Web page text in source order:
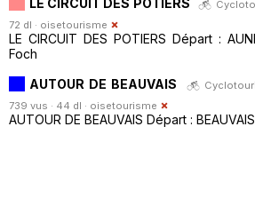
72 dl · oisetourisme
LE CIRCUIT DES POTIERS Départ :
Foch
AUTOUR DE BEAUVAIS
739 vus · 44 dl · oisetourisme
AUTOUR DE BEAUVAIS Départ :